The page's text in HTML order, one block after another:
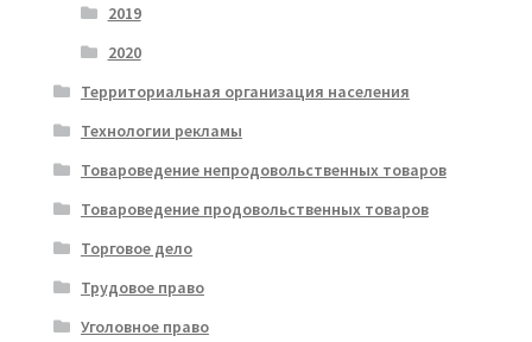
2019
2020
Территориальная организация населения
Технологии рекламы
Товароведение непродовольственных товаров
Товароведение продовольственных товаров
Торговое дело
Трудовое право
Уголовное право